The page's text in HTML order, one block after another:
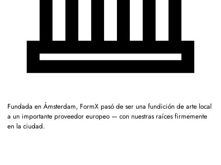
Fundada en Ámsterdam, FormX pasó de ser una fundición de arte local
a un importante proveedor europeo — con nuestras raíces firmemente
en la ciudad.